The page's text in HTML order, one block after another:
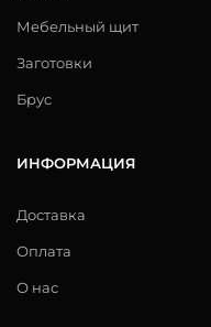
Мебельный щит
Заготовки
Брус
ИНФОРМАЦИЯ
Доставка
Оплата
О нас